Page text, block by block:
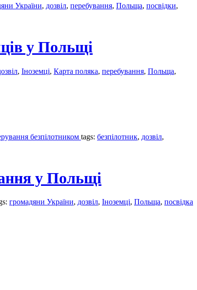
України, дозвіл, перебування, Польща, посвідки,
у Польщі
, Іноземці, Карта поляка, перебування, Польща,
безпілотником tags: безпілотник, дозвіл,
у Польщі
громадяни України, дозвіл, Іноземці, Польща, посвідка